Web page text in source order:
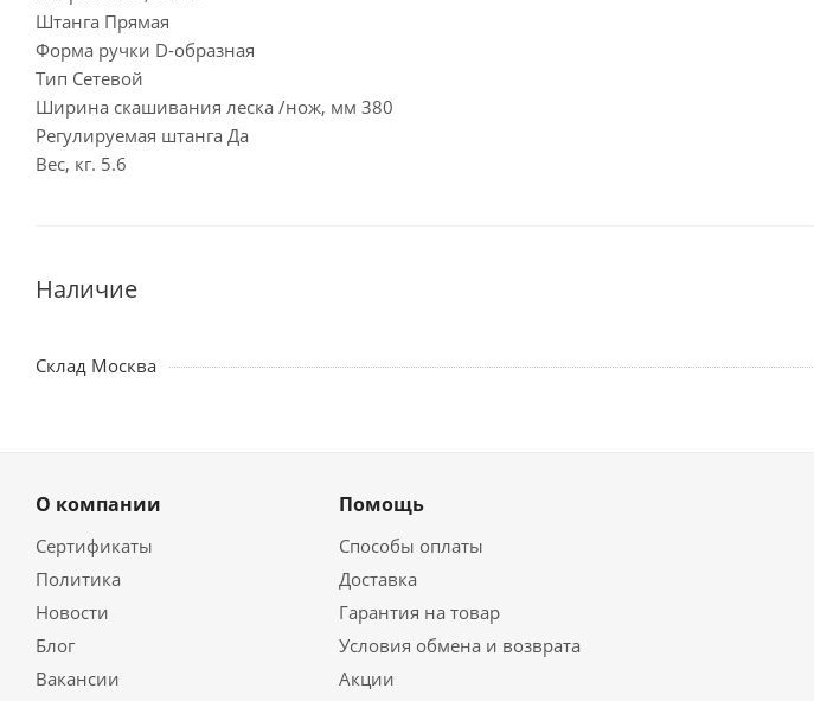
Штанга Прямая
Форма ручки D-образная
Тип Сетевой
Ширина скашивания леска /нож, мм 380
Регулируемая штанга Да
Вес, кг. 5.6
Наличие
Склад Москва
О компании
Сертификаты
Политика
Новости
Блог
Вакансии
Помощь
Способы оплаты
Доставка
Гарантия на товар
Условия обмена и возврата
Акции